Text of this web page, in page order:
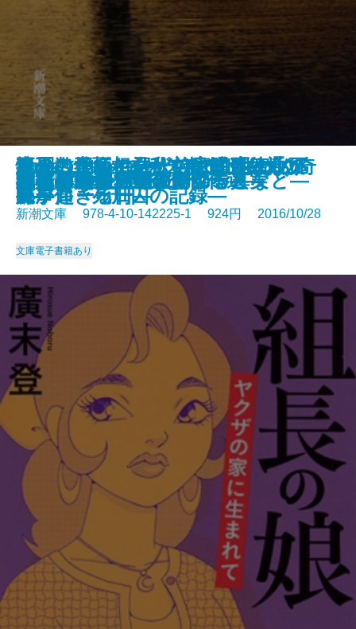
日本の身体
すえずえ
しゃばけ漫画―仁吉の巻―
しゃばけ漫画―佐助の巻―
X'mas Stories―一年でいちばん奇
跡が起きる日―
凶器は壊れた黒の叫び
青の数学2―ユークリッド・エク
スプローラー―
ほんもの―白洲次郎のことなど―
死刑のための殺人―土浦連続通り
魔事件・死刑囚の記録―
神様が降りてくる
白川道／著
新潮文庫 978-4-10-142225-1 924円 2016/10/28
文庫電子書籍あり
組長の娘―ヤクザの家に生まれて
―
死後の恋―夢野久作傑作選―
獅子
日本の聖域 ザ・タブー
タダイマトビラ
いとみち 三の糸
迷子の王様―君たちに明日はない
5―
怪人二十面相―私立探偵 明智小五
郎―
謎好き乙女と明かされる真実
セラピスト